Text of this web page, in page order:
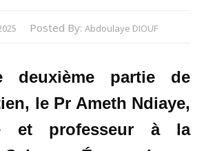
Posted By: Abdoulaye DIOUF
deuxième partie de
le Pr Ameth Ndiaye,
et professeur à la